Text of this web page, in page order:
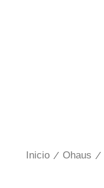
Inicio / Ohaus /